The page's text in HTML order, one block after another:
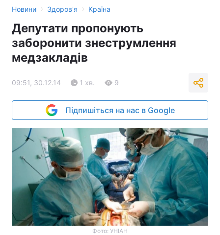
Новини › Здоров'я › Країна
Депутати пропонують
заборонити знеструмлення
медзакладів
09:51, 30.12.14 1 хв. 9
Підпишіться на нас в Google
Фото: УНІАН